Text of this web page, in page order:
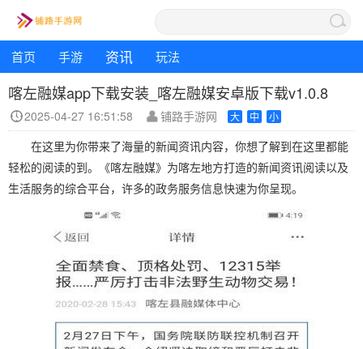
首页 手游 资讯 玩法
喀左融媒app下载安装_喀左融媒安卓版下载v1.0.8
2025-04-27 16:51:58 铺路手游网 大 中 小
在这里为你带来了海量的新闻资讯内容，你想了解到在这里都能
轻松的阅读的到。《喀左融媒》为喀左地方打造的新闻资讯阅读以及
生活服务的综合平台，许多的政务服务信息快速为你呈现。